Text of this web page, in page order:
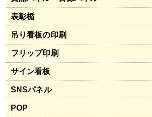
表彰楯
吊り看板の印刷
フリップ印刷
サイン看板
SNSパネル
POP